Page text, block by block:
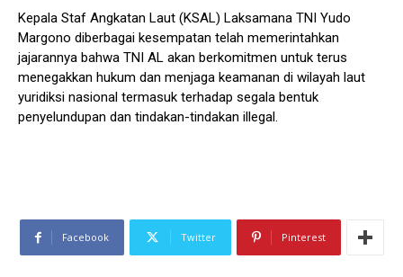
Kepala Staf Angkatan Laut (KSAL) Laksamana TNI Yudo
Margono diberbagai kesempatan telah memerintahkan
jajarannya bahwa TNI AL akan berkomitmen untuk terus
menegakkan hukum dan menjaga keamanan di wilayah laut
yuridiksi nasional termasuk terhadap segala bentuk
penyelundupan dan tindakan-tindakan illegal.
Facebook Twitter Pinterest